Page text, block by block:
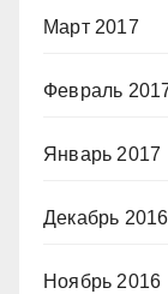
Март 2017
Февраль
Январь 2017
Декабрь 2016
Ноябрь 2016